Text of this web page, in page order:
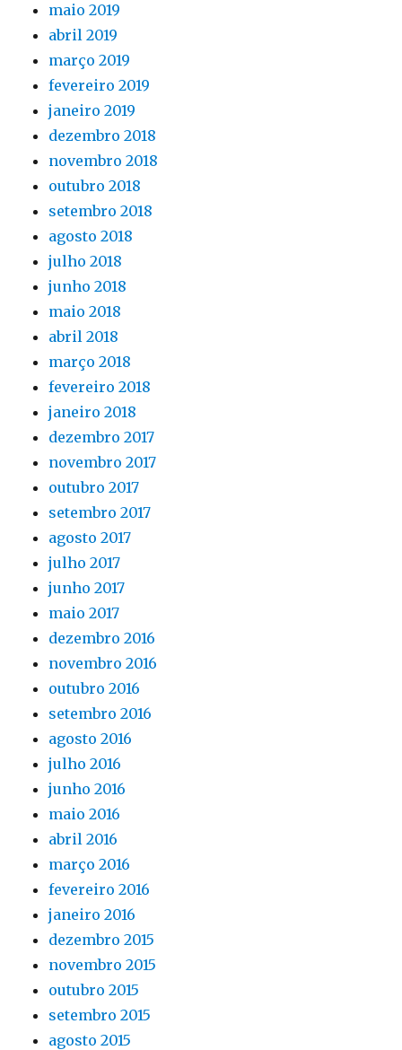
maio 2019
abril 2019
março 2019
fevereiro 2019
janeiro 2019
dezembro 2018
novembro 2018
outubro 2018
setembro 2018
agosto 2018
julho 2018
junho 2018
maio 2018
abril 2018
março 2018
fevereiro 2018
janeiro 2018
dezembro 2017
novembro 2017
outubro 2017
setembro 2017
agosto 2017
julho 2017
junho 2017
maio 2017
dezembro 2016
novembro 2016
outubro 2016
setembro 2016
agosto 2016
julho 2016
junho 2016
maio 2016
abril 2016
março 2016
fevereiro 2016
janeiro 2016
dezembro 2015
novembro 2015
outubro 2015
setembro 2015
agosto 2015